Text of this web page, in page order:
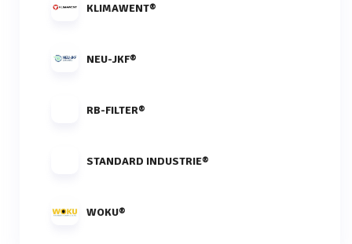
KLIMAWENT®
NEU-JKF®
RB-FILTER®
STANDARD INDUSTRIE®
WOKU®